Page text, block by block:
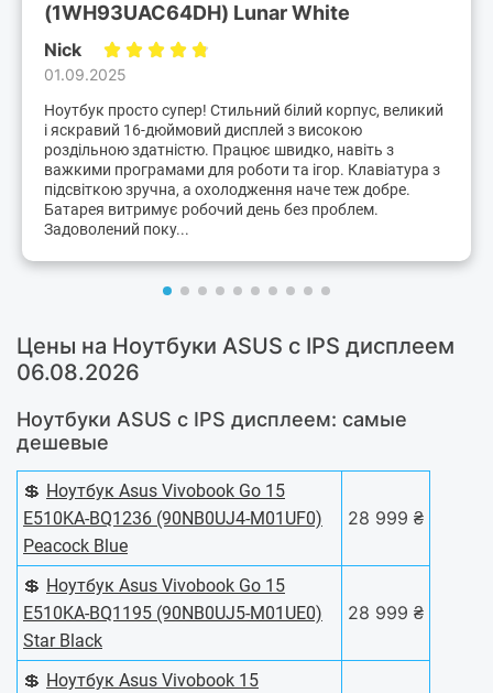
(1WH93UAC64DH) Lunar White
Nick
01.09.2025
Ноутбук просто супер! Стильний білий корпус, великий
і яскравий 16-дюймовий дисплей з високою
роздільною здатністю. Працює швидко, навіть з
важкими програмами для роботи та ігор. Клавіатура з
підсвіткою зручна, а охолодження наче теж добре.
Батарея витримує робочий день без проблем.
Задоволений поку...
Цены на Ноутбуки ASUS с IPS дисплеем
06.08.2026
Ноутбуки ASUS с IPS дисплеем: самые
дешевые
💲 Ноутбук Asus Vivobook Go 15
E510KA-BQ1236 (90NB0UJ4-M01UF0)
Peacock Blue
28 999 ₴
💲 Ноутбук Asus Vivobook Go 15
E510KA-BQ1195 (90NB0UJ5-M01UE0)
Star Black
28 999 ₴
💲 Ноутбук Asus Vivobook 15